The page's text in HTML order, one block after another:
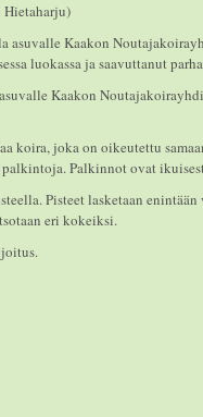
asuvalle Kaakon
luokassa ja saavuttanut
Kaakon
koira, joka on oikeutettu
Palkinnot ovat
Pisteet lasketaan enintään
eri kokeiksi.